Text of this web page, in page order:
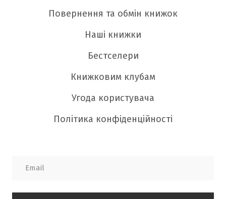
Повернення та обмін книжок
Наші книжки
Бестселери
Книжковим клубам
Угода користувача
Політика конфіденційності